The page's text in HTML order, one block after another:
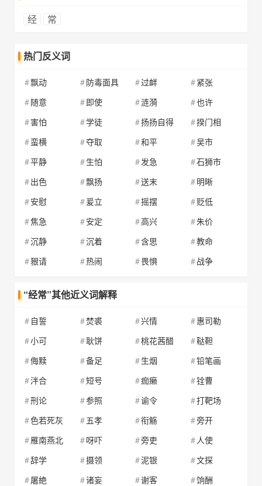
经 常
热门反义词
飘动 防毒面具 过衅
紧张
随意
即使 涟漪
也许
害怕
学徒 扬扬自得
揆门相
蛮横
夺取 和平
吴市
平静
生怕 发急
石狮市
出色
飘扬 送末
明晰
安慰
爰立 摇摆
贬低
焦急
安定 高兴
朱价
沉静
沉着 含思
教命
豤请
热闹 畏惧 战争
“经常”其他近义词解释
自誓 焚裘 兴情
惠司勒
小可
耿饼 桃花茜醋
鞑靼
侮黩
备足 生烟
铅笔画
泮合
短号 痂癞
铨曹
刑论
参照 谕令
打靶场
色若死灰
五孝 衔觞
旁开
雁南燕北
呀吓 旁吏
人使
辞学
摄领 泥银
文探
屠絶
诸妄 谢客
饷酬